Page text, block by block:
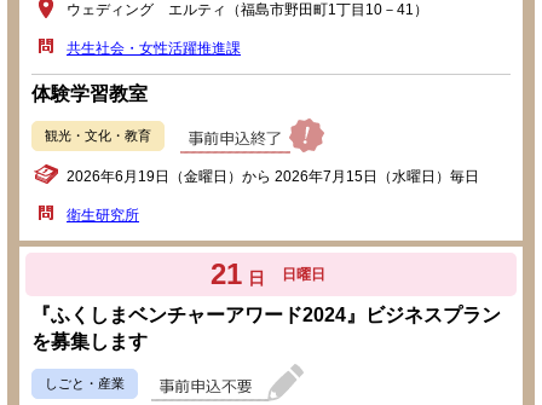
ウェディング エルティ（福島市野田町1丁目10－41）
共生社会・女性活躍推進課
体験学習教室
観光・文化・教育
2026年6月19日（金曜日）から 2026年7月15日（水曜日）毎日
衛生研究所
21 日 日曜日
『ふくしまベンチャーアワード2024』ビジネスプラン
を募集します
しごと・産業